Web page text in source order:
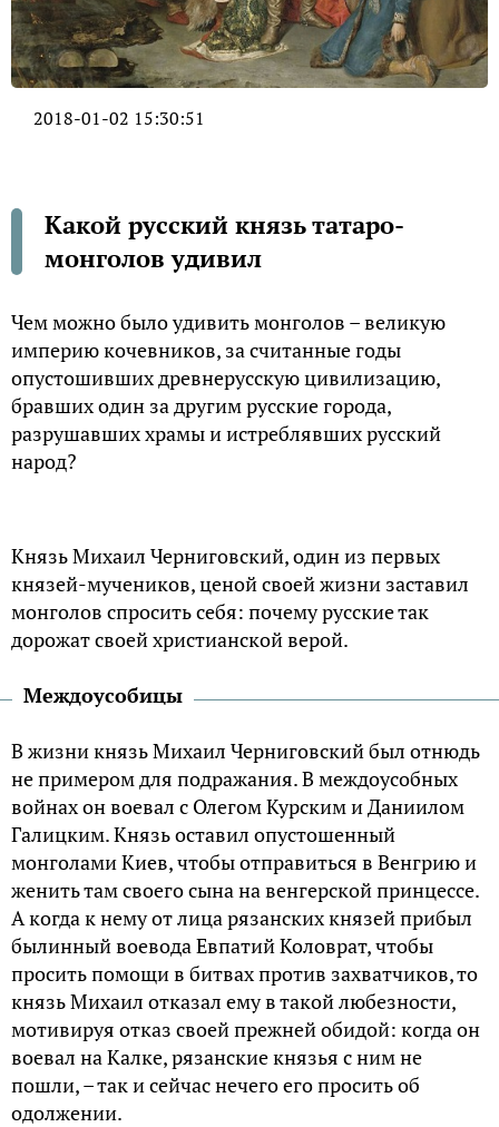
2018-01-02 15:30:51
Какой русский князь татаро-
монголов удивил
Чем можно было удивить монголов – великую
империю кочевников, за считанные годы
опустошивших древнерусскую цивилизацию,
бравших один за другим русские города,
разрушавших храмы и истреблявших русский
народ?
Князь Михаил Черниговский, один из первых
князей-мучеников, ценой своей жизни заставил
монголов спросить себя: почему русские так
дорожат своей христианской верой.
Междоусобицы
В жизни князь Михаил Черниговский был отнюдь
не примером для подражания. В междоусобных
войнах он воевал с Олегом Курским и Даниилом
Галицким. Князь оставил опустошенный
монголами Киев, чтобы отправиться в Венгрию и
женить там своего сына на венгерской принцессе.
А когда к нему от лица рязанских князей прибыл
былинный воевода Евпатий Коловрат, чтобы
просить помощи в битвах против захватчиков, то
князь Михаил отказал ему в такой любезности,
мотивируя отказ своей прежней обидой: когда он
воевал на Калке, рязанские князья с ним не
пошли, – так и сейчас нечего его просить об
одолжении.